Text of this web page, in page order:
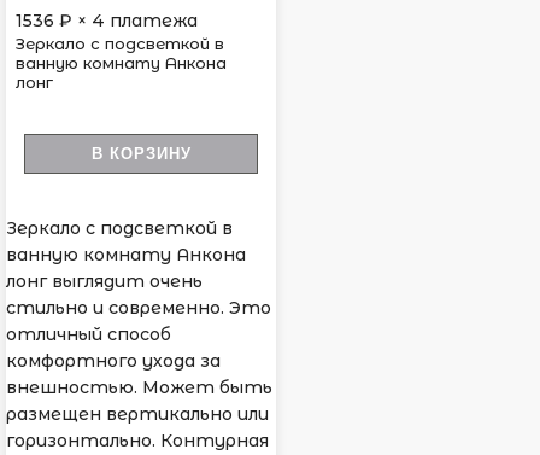
1536 ₽ × 4 платежа
Зеркало с подсветкой в
ванную комнату Анкона
лонг
В КОРЗИНУ
Зеркало с подсветкой в
ванную комнату Анкона
лонг выглядит очень
стильно и современно. Это
отличный способ
комфортного ухода за
внешностью. Может быть
размещен вертикально или
горизонтально. Контурная